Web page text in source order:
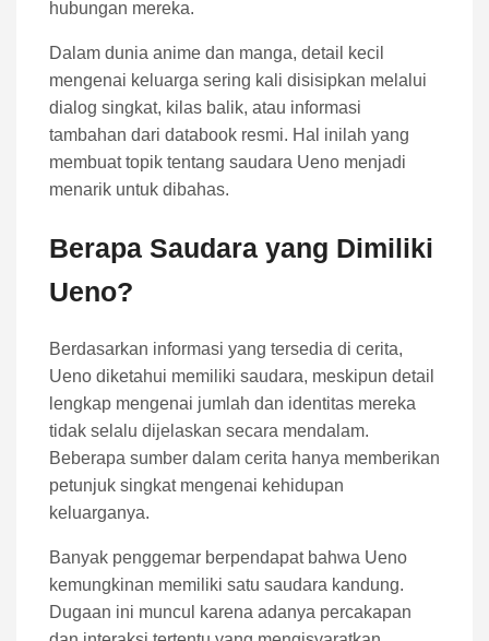
hubungan mereka.
Dalam dunia anime dan manga, detail kecil
mengenai keluarga sering kali disisipkan melalui
dialog singkat, kilas balik, atau informasi
tambahan dari databook resmi. Hal inilah yang
membuat topik tentang saudara Ueno menjadi
menarik untuk dibahas.
Berapa Saudara yang Dimiliki
Ueno?
Berdasarkan informasi yang tersedia di cerita,
Ueno diketahui memiliki saudara, meskipun detail
lengkap mengenai jumlah dan identitas mereka
tidak selalu dijelaskan secara mendalam.
Beberapa sumber dalam cerita hanya memberikan
petunjuk singkat mengenai kehidupan
keluarganya.
Banyak penggemar berpendapat bahwa Ueno
kemungkinan memiliki satu saudara kandung.
Dugaan ini muncul karena adanya percakapan